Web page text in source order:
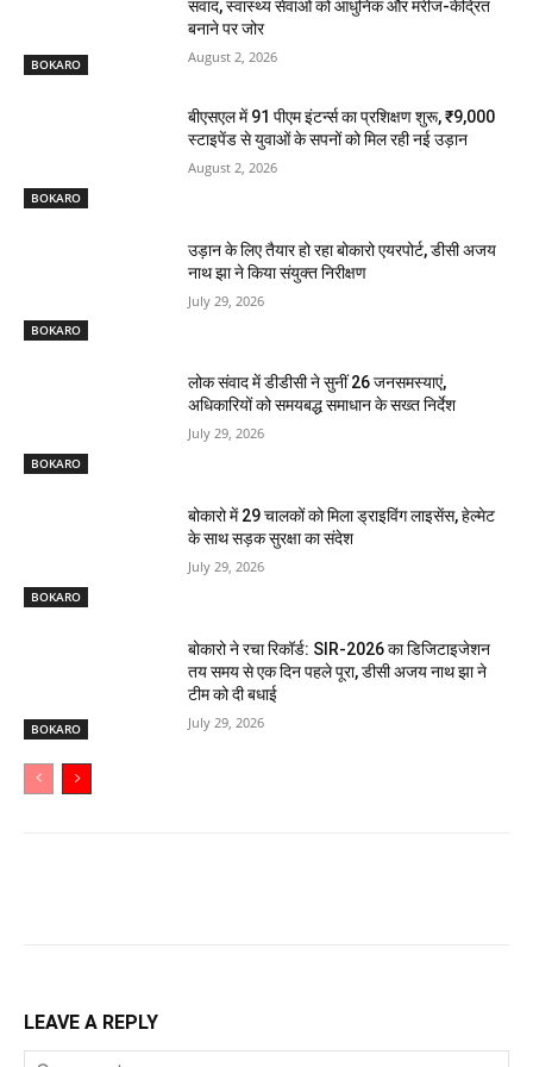
BOKARO
संवाद, स्वास्थ्य सेवाओं को आधुनिक और मरीज-केंद्रित
बनाने पर जोर
August 2, 2026
BOKARO
बीएसएल में 91 पीएम इंटर्न्स का प्रशिक्षण शुरू, ₹9,000
स्टाइपेंड से युवाओं के सपनों को मिल रही नई उड़ान
August 2, 2026
BOKARO
उड़ान के लिए तैयार हो रहा बोकारो एयरपोर्ट, डीसी अजय
नाथ झा ने किया संयुक्त निरीक्षण
July 29, 2026
BOKARO
लोक संवाद में डीडीसी ने सुनीं 26 जनसमस्याएं,
अधिकारियों को समयबद्ध समाधान के सख्त निर्देश
July 29, 2026
BOKARO
बोकारो में 29 चालकों को मिला ड्राइविंग लाइसेंस, हेल्मेट
के साथ सड़क सुरक्षा का संदेश
July 29, 2026
BOKARO
बोकारो ने रचा रिकॉर्ड: SIR-2026 का डिजिटाइजेशन
तय समय से एक दिन पहले पूरा, डीसी अजय नाथ झा ने
टीम को दी बधाई
July 29, 2026
LEAVE A REPLY